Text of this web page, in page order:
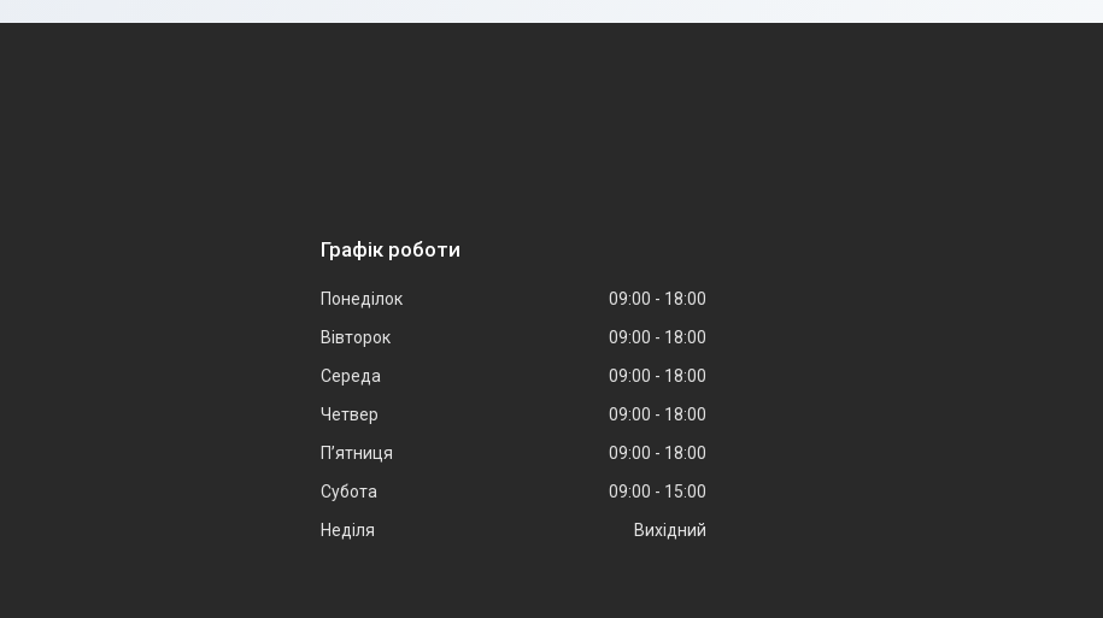
Графік роботи
Понеділок 09:00
18:00
Вівторок
09:00
18:00
Середа
09:00
18:00
Четвер
09:00
18:00
Пʼятниця
09:00
18:00
Субота
09:00
15:00
Неділя
Вихідний